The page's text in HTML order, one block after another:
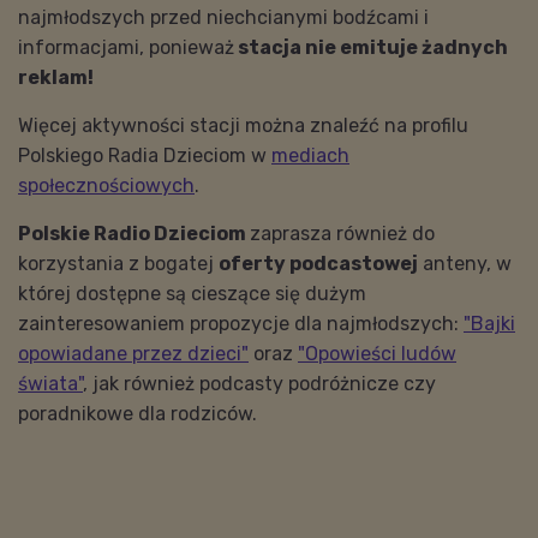
najmłodszych przed niechcianymi bodźcami i
informacjami, ponieważ stacja nie emituje żadnych
reklam!
Więcej aktywności stacji można znaleźć na profilu
Polskiego Radia Dzieciom w mediach
społecznościowych.
Polskie Radio Dzieciom zaprasza również do
korzystania z bogatej oferty podcastowej anteny, w
której dostępne są cieszące się dużym
zainteresowaniem propozycje dla najmłodszych: "Bajki
opowiadane przez dzieci" oraz "Opowieści ludów
świata", jak również podcasty podróżnicze czy
poradnikowe dla rodziców.